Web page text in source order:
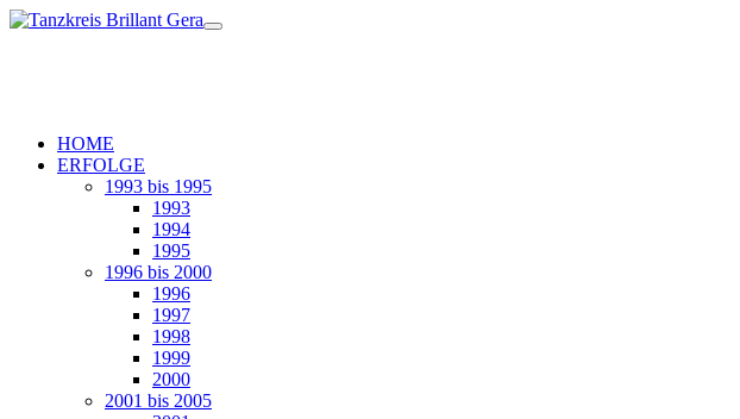
HOME
ERFOLGE
1993 bis 1995
1993
1994
1995
1996 bis 2000
1996
1997
1998
1999
2000
2001 bis 2005